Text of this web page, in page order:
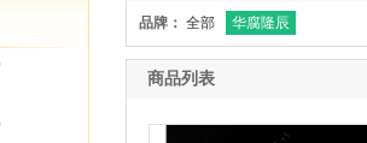
品牌： 全部 华腐隆辰
商品列表